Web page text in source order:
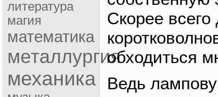
литература
магия
математика
металлургия
механика
Скорее всего
обходиться
Ведь